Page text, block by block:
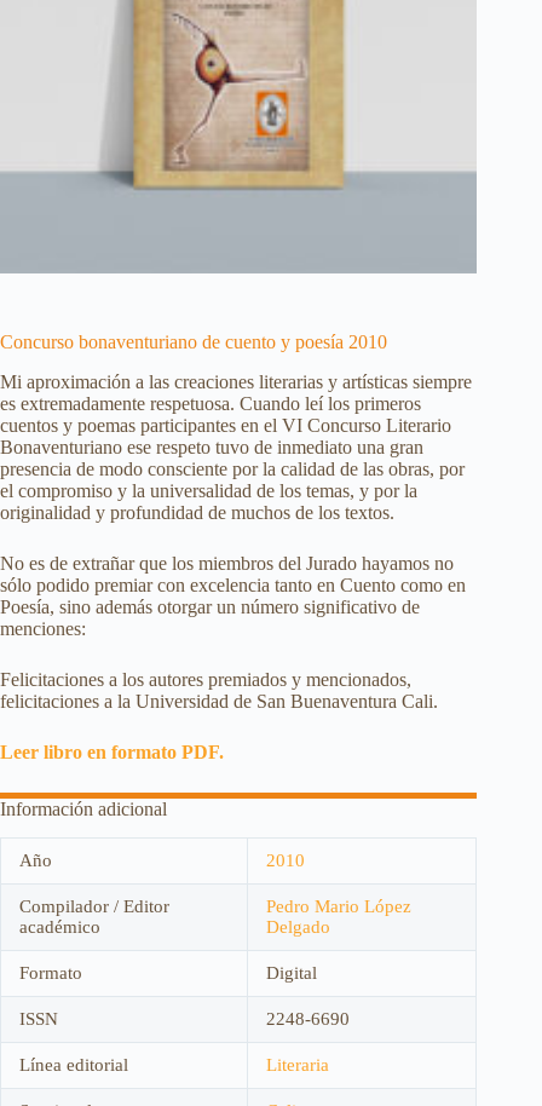
Concurso bonaventuriano de cuento y poesía 2010
Mi aproximación a las creaciones literarias y artísticas siempre
es extremadamente respetuosa. Cuando leí los primeros
cuentos y poemas participantes en el VI Concurso Literario
Bonaventuriano ese respeto tuvo de inmediato una gran
presencia de modo consciente por la calidad de las obras, por
el compromiso y la universalidad de los temas, y por la
originalidad y profundidad de muchos de los textos.
No es de extrañar que los miembros del Jurado hayamos no
sólo podido premiar con excelencia tanto en Cuento como en
Poesía, sino además otorgar un número significativo de
menciones:
Felicitaciones a los autores premiados y mencionados,
felicitaciones a la Universidad de San Buenaventura Cali.
Leer libro en formato PDF.
Información adicional
Año 2010
Compilador / Editor
académico
Pedro Mario López
Delgado
Formato Digital
ISSN 2248-6690
Línea editorial Literaria